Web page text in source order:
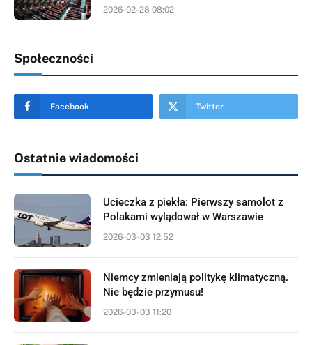
2026-02-28 08:02
Społeczności
Facebook Twitter
Ostatnie wiadomości
Ucieczka z piekła: Pierwszy samolot z
Polakami wylądował w Warszawie
2026-03-03 12:52
Niemcy zmieniają politykę klimatyczną.
Nie będzie przymusu!
2026-03-03 11:20